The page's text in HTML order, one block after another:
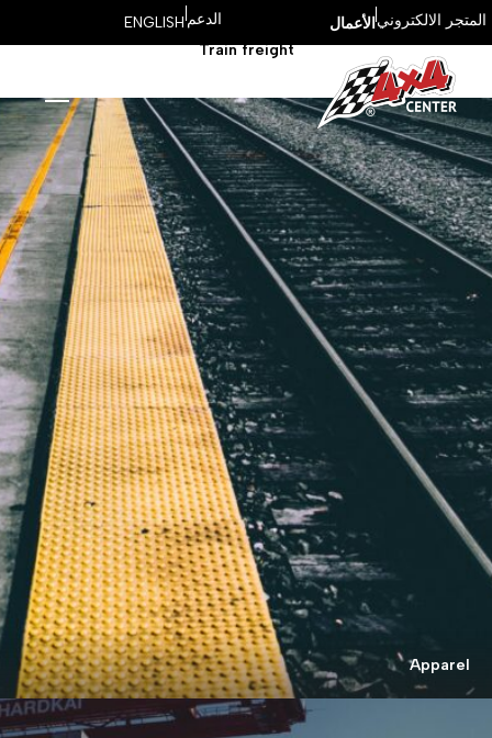
المتجر الالكتروني الأعمال الدعم ENGLISH All
Air freight
Land transport
Sea freight
Train freight
Apparel